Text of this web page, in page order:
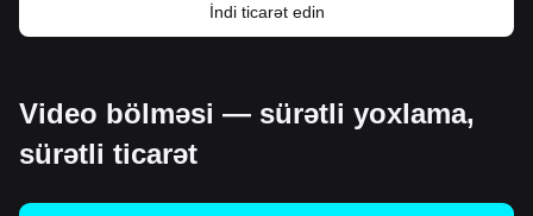
İndi ticarət edin
Video bölməsi — sürətli yoxlama,
sürətli ticarət